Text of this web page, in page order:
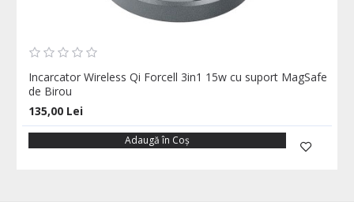
Incarcator Wireless Qi Forcell 3in1 15w cu suport MagSafe
de Birou
135,00 Lei
Adaugă în Coş